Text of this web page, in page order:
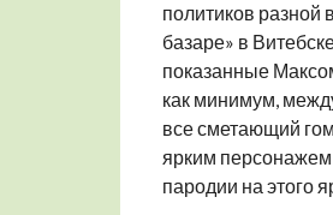
политиков разной
базаре» в
показанные
как минимум,
все сметающий
ярким персонажем
пародии на этого